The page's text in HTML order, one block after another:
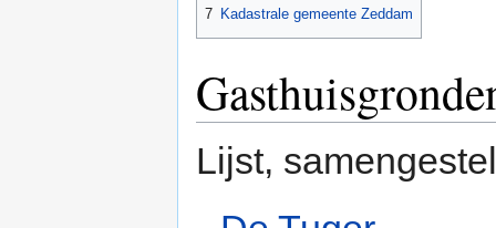
7 Kadastrale gemeente Zeddam
Lijst,